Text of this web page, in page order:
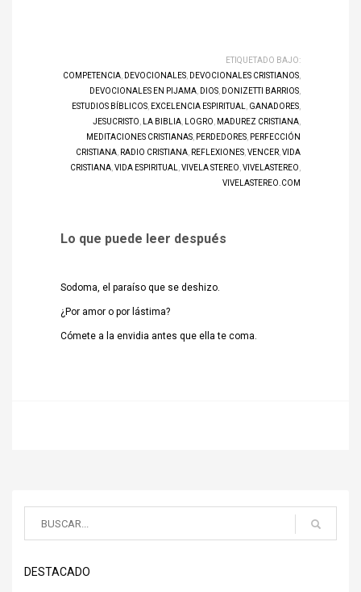
ETIQUETADO BAJO:
COMPETENCIA DEVOCIONALES DEVOCIONALES CRISTIANOS
DEVOCIONALES EN PIJAMA DIOS DONIZETTI BARRIOS
ESTUDIOS BÍBLICOS EXCELENCIA ESPIRITUAL GANADORES
JESUCRISTO
LA BIBLIA LOGRO MADUREZ CRISTIANA
MEDITACIONES CRISTIANAS PERDEDORES PERFECCIÓN
CRISTIANA RADIO CRISTIANA REFLEXIONES VENCER VIDA
CRISTIANA VIDA ESPIRITUAL VIVELA STEREO VIVELASTEREO
VIVELASTEREO.COM
Lo que puede leer después
Sodoma, el paraíso que se deshizo.
¿Por amor o por lástima?
Cómete a la envidia antes que ella te coma.
DESTACADO